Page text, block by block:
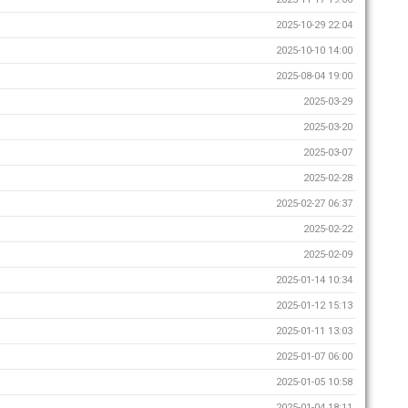
2025-10-29 22:04
2025-10-10 14:00
2025-08-04 19:00
2025-03-29
2025-03-20
2025-03-07
2025-02-28
2025-02-27 06:37
2025-02-22
2025-02-09
2025-01-14 10:34
2025-01-12 15:13
2025-01-11 13:03
2025-01-07 06:00
2025-01-05 10:58